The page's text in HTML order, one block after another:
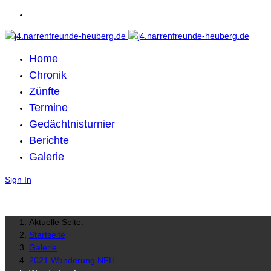
Home
Chronik
Zünfte
Termine
Gedächtnisturnier
Berichte
Galerie
Sign In
Aktuelle Seite:
Startseite
Galerie
2021 Wanderung NFH